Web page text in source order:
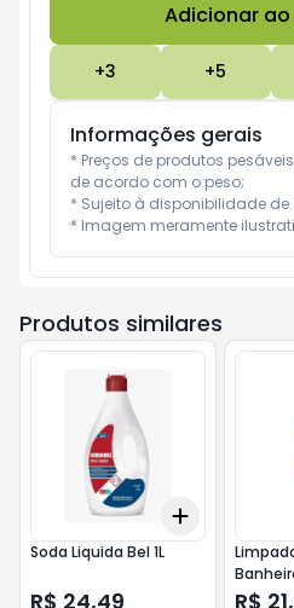
Adicionar
+3 +5
Informações gerais
* Preços de produtos
de acordo com o peso;
* Sujeito à disponibilidade de
* Imagem meramente
Produtos similares
Add
Soda Liquida Bel 1L
R$ 24,49
Tira
R$